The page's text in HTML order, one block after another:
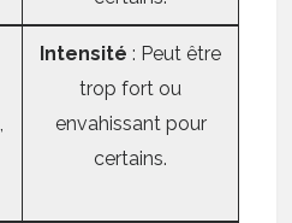
Intensité : Peut être
trop fort ou
envahissant pour
certains.